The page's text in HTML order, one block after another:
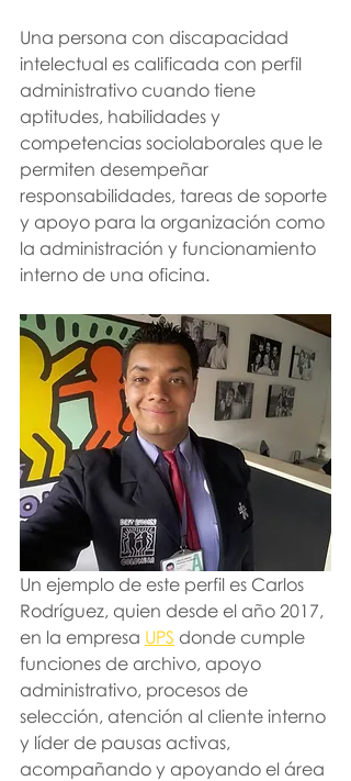
Una persona con discapacidad
intelectual es calificada con perfil
administrativo cuando tiene
aptitudes, habilidades y
competencias sociolaborales que le
permiten desempeñar
responsabilidades, tareas de soporte
y apoyo para la organización como
la administración y funcionamiento
interno de una oficina.
Un ejemplo de este perfil es Carlos
Rodríguez, quien desde el año 2017,
en la empresa UPS donde cumple
funciones de archivo, apoyo
administrativo, procesos de
selección, atención al cliente interno
y líder de pausas activas,
acompañando y apoyando el área